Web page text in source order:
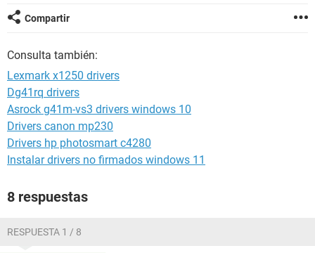
Compartir
Consulta también:
Lexmark x1250 drivers
Dg41rq drivers
Asrock g41m-vs3 drivers windows 10
Drivers canon mp230
Drivers hp photosmart c4280
Instalar drivers no firmados windows 11
8 respuestas
RESPUESTA 1 / 8